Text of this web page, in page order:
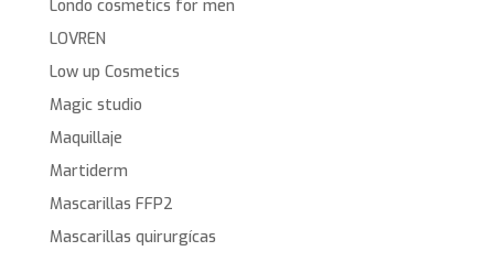
Londo cosmetics for men
LOVREN
Low up Cosmetics
Magic studio
Maquillaje
Martiderm
Mascarillas FFP2
Mascarillas quirurgícas